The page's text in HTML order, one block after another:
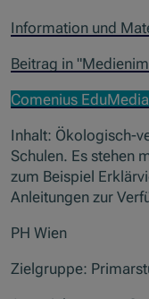
Information und
Beitrag in
Comenius
Inhalt: Ökologisch-
Schulen. Es stehen
zum Beispiel
Anleitungen zur
PH Wien
Zielgruppe: